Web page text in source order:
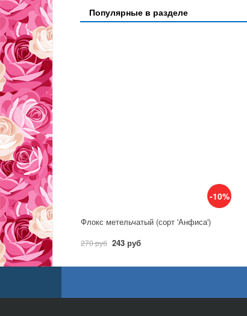
Популярные в разделе
-10%
Флокс метельчатый (сорт 'Анфиса')
270 руб 243 руб